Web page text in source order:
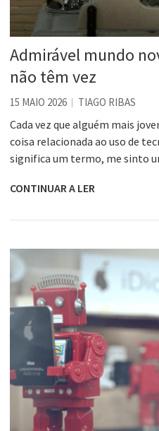
Admirável mundo
não têm vez
15 MAIO 2026 TIAGO RIBAS
Cada vez que alguém mais
coisa relacionada ao uso de
significa um termo, me sinto
CONTINUAR A LER